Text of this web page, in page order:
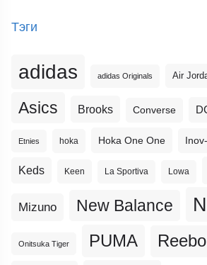
Тэги
adidas adidas Originals Air
Asics Brooks Converse
Etnies hoka Hoka One One
Keds Keen La Sportiva Lowa
Mizuno New Balance
Onitsuka Tiger PUMA